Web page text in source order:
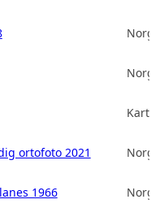
ortofoto 2021
1966